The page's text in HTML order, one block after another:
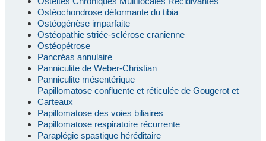
Ostéochondrose déformante du tibia
Ostéogénèse imparfaite
Ostéopathie striée-sclérose cranienne
Ostéopétrose
Pancréas annulaire
Panniculite de Weber-Christian
Panniculite mésentérique
Papillomatose confluente et réticulée de Gougerot et
Carteaux
Papillomatose des voies biliaires
Papillomatose respiratoire récurrente
Paraplégie spastique héréditaire